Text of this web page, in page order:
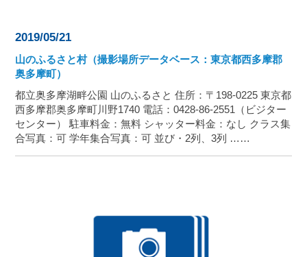
2019/05/21
山のふるさと村（撮影場所データベース：東京都西多摩郡
奥多摩町）
都立奥多摩湖畔公園 山のふるさと 住所：〒198-0225 東京都
西多摩郡奥多摩町川野1740 電話：0428-86-2551（ビジター
センター） 駐車料金：無料 シャッター料金：なし クラス集
合写真：可 学年集合写真：可 並び・2列、3列 ……